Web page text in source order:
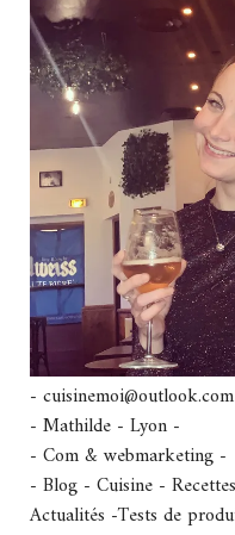
-
- Mathilde - Lyon -
- Com & webmarketing -
- Blog - Cuisine -
Actualités -Tests de